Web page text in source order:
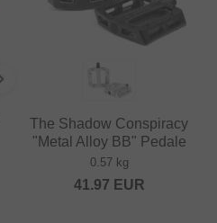
The Shadow Conspiracy
"Metal Alloy BB" Pedale
0.57 kg
41.97 EUR